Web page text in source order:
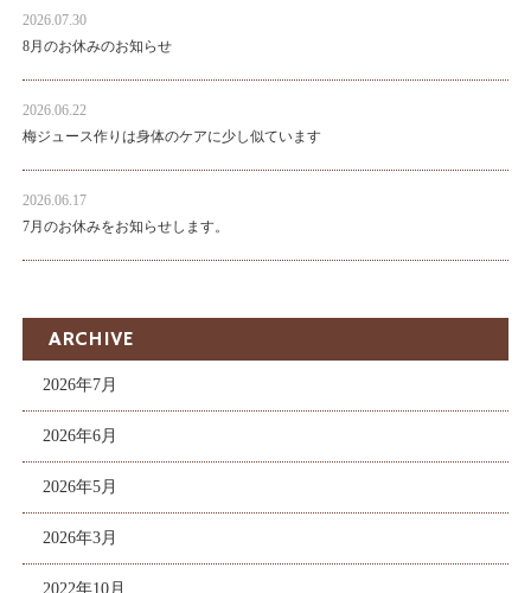
2026.07.30
8月のお休みのお知らせ
2026.06.22
梅ジュース作りは身体のケアに少し似ています
2026.06.17
7月のお休みをお知らせします。
ARCHIVE
2026年7月
2026年6月
2026年5月
2026年3月
2022年10月